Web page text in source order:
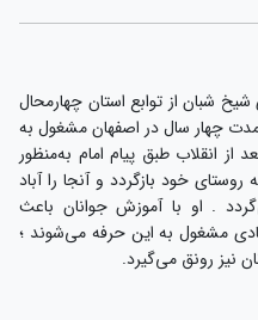
شبان از توابع استان چهارمحال
چهار سال در اصفهان مشغول به
انقلاب طبق پیام امام به‌منظور
روستای خود بازگردد و آنجا را آباد
. او با آموزش جوانان باعث
مشغول به این حرفه می‌شوند ؛
نیز رونق می‌گیرد.